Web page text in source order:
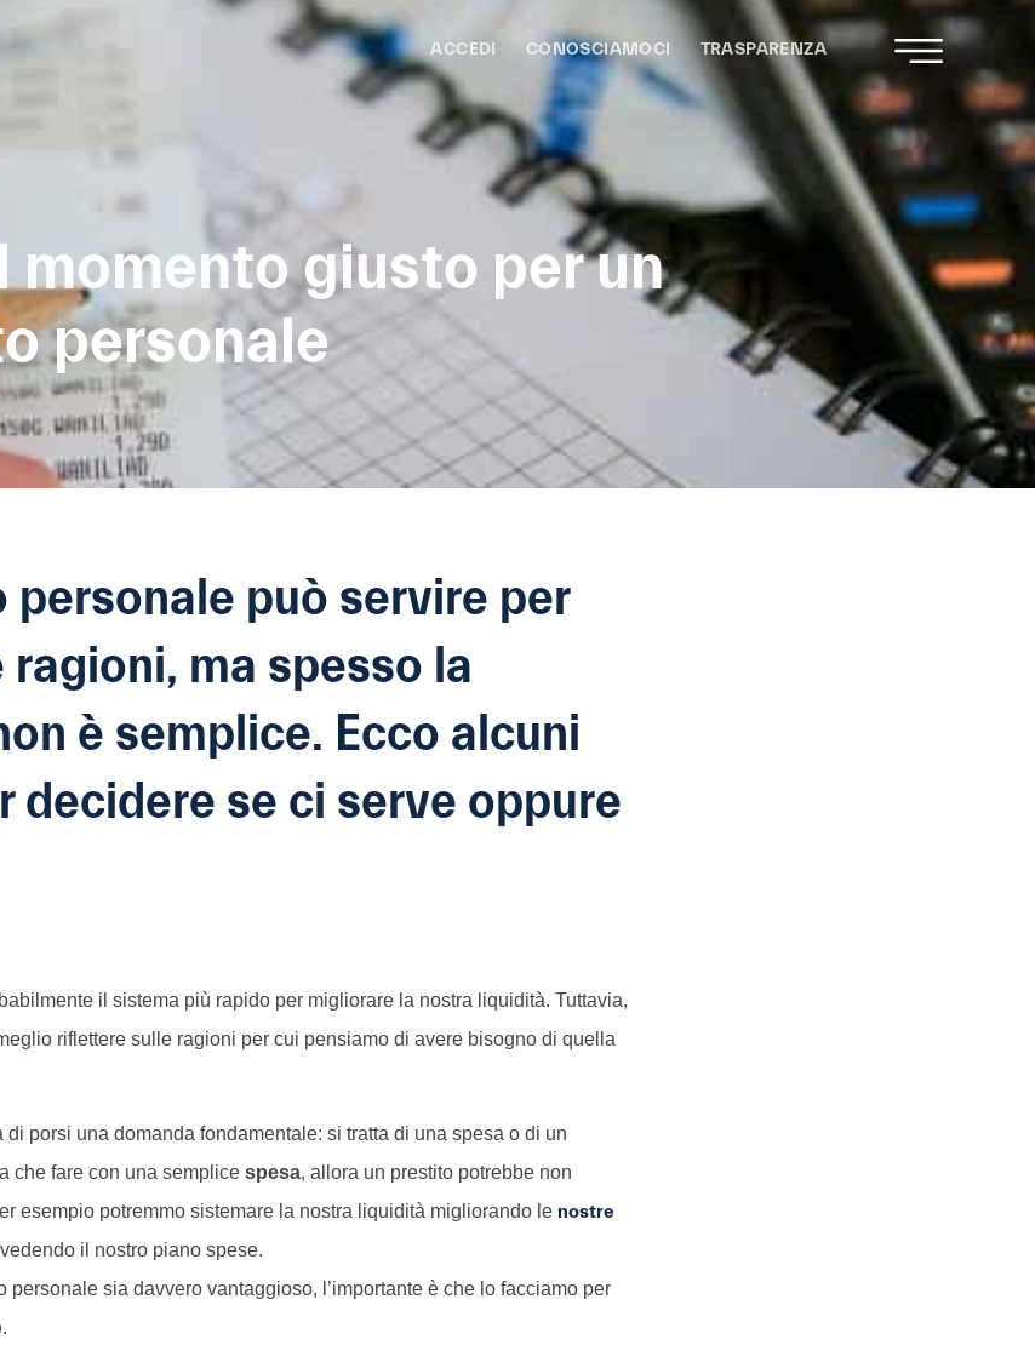
ACCEDI CONOSCIAMOCI TRASPARENZA
momento giusto per un
personale
personale può servire per
ma spesso la
è semplice. Ecco alcuni
decidere se ci serve oppure
il sistema più rapido per migliorare la nostra liquidità. Tuttavia,
riflettere sulle ragioni per cui pensiamo di avere bisogno di quella
di porsi una domanda fondamentale: si tratta di una spesa o di un
che fare con una semplicespesa, allora un prestito potrebbe non
esempio potremmo sistemare la nostra liquidità migliorando le nostre
il nostro piano spese.
personale sia davvero vantaggioso, l’importante è che lo facciamo per
.